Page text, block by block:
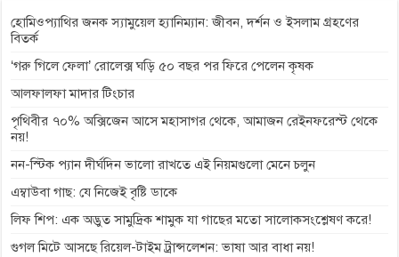
হোমিওপ্যাথির জনক স্যামুয়েল হ্যানিম্যান: জীবন, দর্শন ও ইসলাম গ্রহণের
বিতর্ক
‘গরু গিলে ফেলা’ রোলেক্স ঘড়ি ৫০ বছর পর ফিরে পেলেন কৃষক
আলফালফা মাদার টিংচার
পৃথিবীর ৭০% অক্সিজেন আসে মহাসাগর থেকে, আমাজন রেইনফরেস্ট থেকে
নয়!
নন-স্টিক প্যান দীর্ঘদিন ভালো রাখতে এই নিয়মগুলো মেনে চলুন
এম্বাউবা গাছ: যে নিজেই বৃষ্টি ডাকে
লিফ শিপ: এক অদ্ভুত সামুদ্রিক শামুক যা গাছের মতো সালোকসংশ্লেষণ করে!
গুগল মিটে আসছে রিয়েল-টাইম ট্রান্সলেশন: ভাষা আর বাধা নয়!